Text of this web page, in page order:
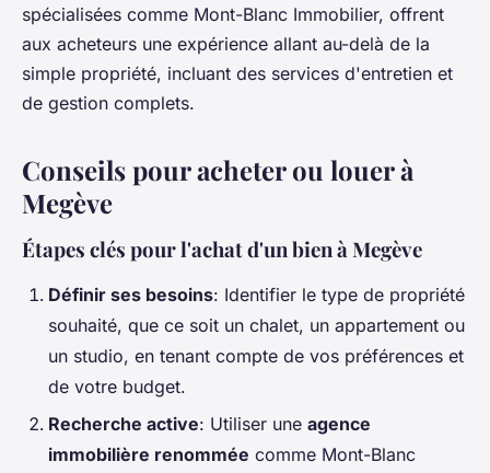
spécialisées comme Mont-Blanc Immobilier, offrent
aux acheteurs une expérience allant au-delà de la
simple propriété, incluant des services d'entretien et
de gestion complets.
Conseils pour acheter ou louer à
Megève
Étapes clés pour l'achat d'un bien à Megève
Définir ses besoins: Identifier le type de propriété
souhaité, que ce soit un chalet, un appartement ou
un studio, en tenant compte de vos préférences et
de votre budget.
Recherche active: Utiliser une agence
immobilière renommée comme Mont-Blanc